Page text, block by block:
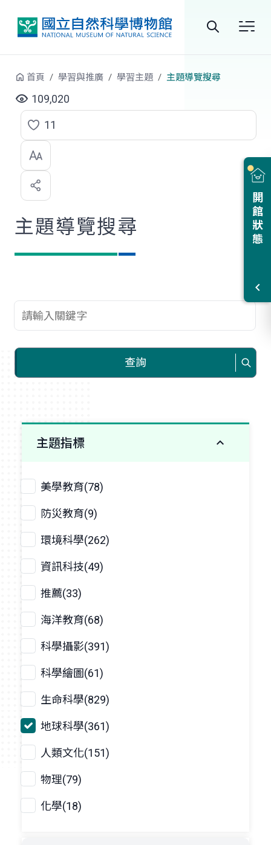
站
尋
開館狀態
首頁 學習與推廣 學習主題 主題導覽搜尋
109,020
點
選
喜
歡
11
主題導覽搜尋
查詢關鍵字
查詢
主題指標
美學教育(78)
防災教育(9)
環境科學(262)
資訊科技(49)
推薦(33)
海洋教育(68)
科學攝影(391)
科學繪圖(61)
生命科學(829)
地球科學(361)
人類文化(151)
物理(79)
化學(18)